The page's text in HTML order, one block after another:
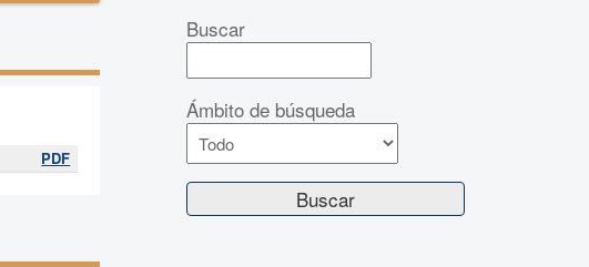
PDF
Buscar
Ámbito de búsqueda